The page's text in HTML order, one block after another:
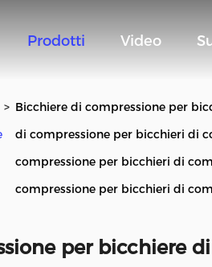
Prodotti Video
> Bicchiere di compressione per
di compressione per bicchieri di
compressione per bicchieri di
compressione per bicchieri di
per bicchiere di